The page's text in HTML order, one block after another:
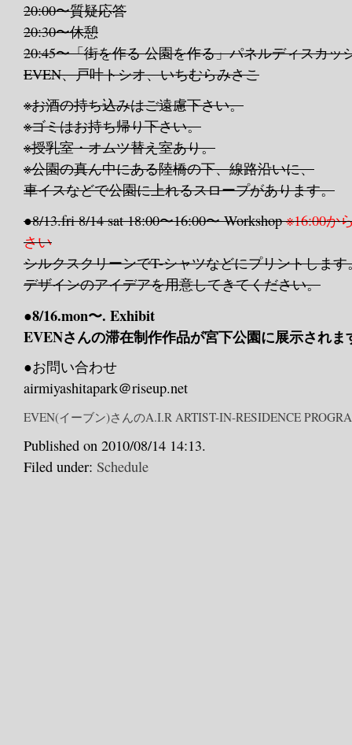
20:00〜質疑応答
20:30〜休憩
20:45〜「街を作る 公園を作る」パネルディスカ
EVEN、戸叶トシオ、いちむらみさこ
※お酒の持ち込みはご遠慮下さい。
※ゴミはお持ち帰り下さい。
※授乳室・オムツ替え室あり。
※公園の真ん中にある陸橋の下、線路沿いに、
車イスなどで公園に上れるスロープがあります。
●8/13.fri 8/14 sat18:00〜16:00〜 Workshop※16:00か
さい
シルクスクリーンでT-シャツなどにプリントしま
デザインのアイデアを用意してきてください。
●8/16.mon〜. Exhibit
EVENさんの滞在制作作品が宮下公園に展示されま
●お問い合わせ
airmiyashitapark＠riseup.net
EVEN(イーブン)さんのA.I.R ARTIST-IN-RESIDENCE
Published on 2010/08/14 14:13.
Filed under: Schedule